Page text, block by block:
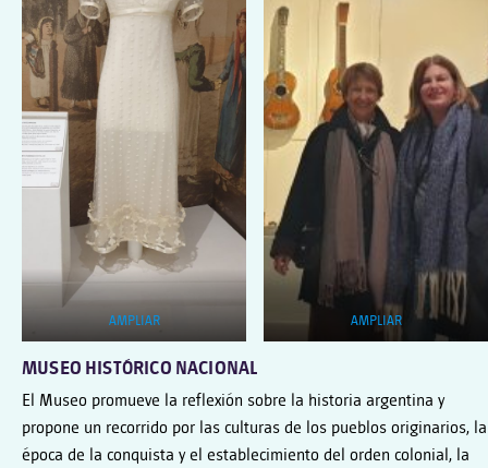
AMPLIAR AMPLIAR
MUSEO HISTÓRICO NACIONAL
El Museo promueve la reflexión sobre la historia argentina y
propone un recorrido por las culturas de los pueblos originarios, la
época de la conquista y el establecimiento del orden colonial, la